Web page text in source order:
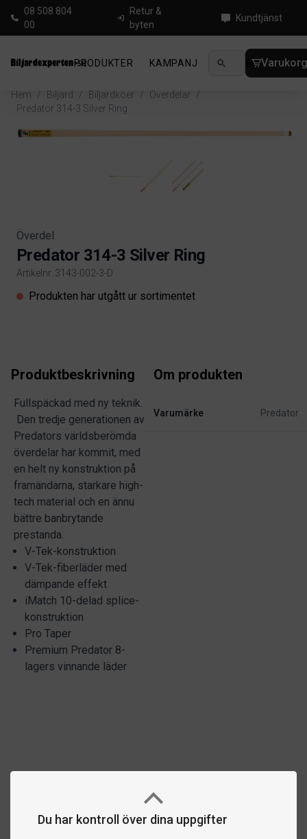
Du har kontroll över dina uppgifter
08 508 804
00
Retur &
byten
Kundtjänst
PRODUKTER KAMPANJ NYHETER
Hem / Biljard / Biljardköer / Överdelar
/
Predator 314-3 Silver Ring
Överdel
Predator 314-3 Silver Ring
Artikelnr. 3143-002-3-D
Product information
Produkten har utgått ur sortimentet
Produktbeskrivning
Fullspäckad med ny teknik.
Den tredje generationen av
Predators världsberömda
överdelar har kommit, med
en helt ny konstruktion på
framändarna, starkare high-
tech material och en ännu
bättre banbrytande
prestanda.
V-Tek-konstruktion
V-Tek-fiberläder med
dämpande effekt
iMatch 10-delad splice-
konstruktion
Pro Taper
Premium Predator 8-
lagers vinnande läder
Om produkten
Varumärke Predator